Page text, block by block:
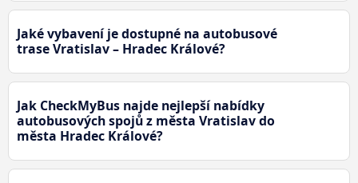
Jaké vybavení je dostupné na autobusové
trase Vratislav – Hradec Králové?
Jak CheckMyBus najde nejlepší nabídky
autobusových spojů z města Vratislav do
města Hradec Králové?